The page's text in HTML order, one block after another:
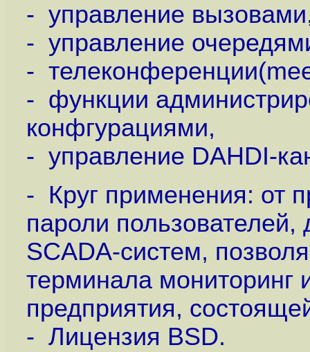
- управление
- управление
-
- функции
конфгурациями,
- управление DAHDI-
- Круг применения: от
пароли
SCADA-систем,
терминала мониторинг
предприятия,
- Лицензия BSD.